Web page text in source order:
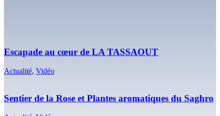
Escapade au cœur de LA TASSAOUT
Actualité, Vidéo
Sentier de la Rose et Plantes aromatiques du Saghro